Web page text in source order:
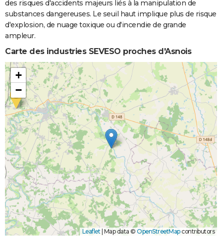
des risques d'accidents majeurs liés à la manipulation de
substances dangereuses. Le seuil haut implique plus de risque
d'explosion, de nuage toxique ou d'incendie de grande
ampleur.
Carte des industries SEVESO proches d'Asnois
+
−
Leaflet Map data © OpenStreetMapcontributors